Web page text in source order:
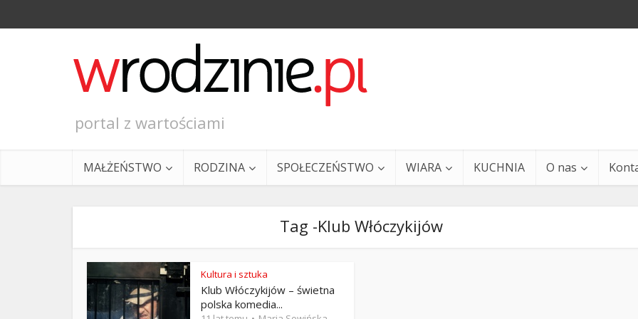
portal z wartościami
MAŁŻEŃSTWO RODZINA SPOŁECZEŃSTWO WIARA KUCHNIA O nas
Tag -Klub Włóczykijów
Kultura i sztuka
Klub Włóczykijów – świetna
polska komedia...Ewangelia i Ty – 29 grudnia